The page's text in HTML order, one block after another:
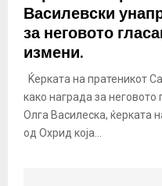
Василевски
за неговото
измени.
Ќерката на пратеникот
како награда за
Олга Василеска, ќерката
од Охрид која...